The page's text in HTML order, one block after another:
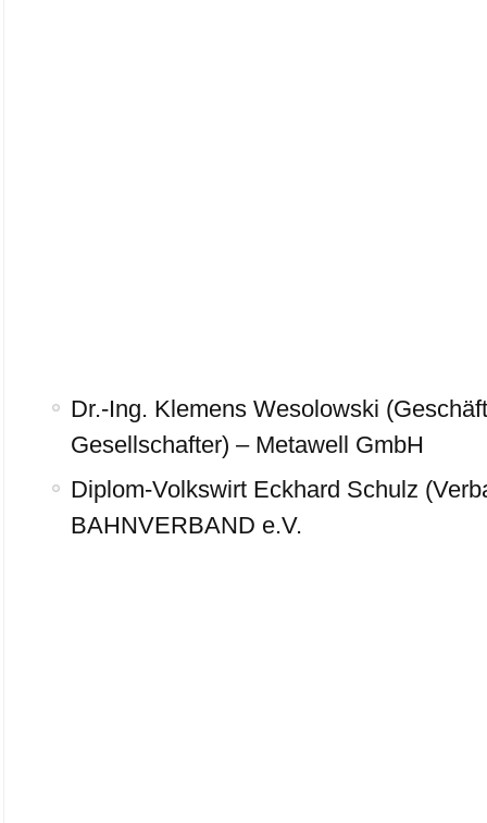
Dr.-Ing. Klemens Wesolowski
Gesellschafter) – Metawell GmbH
Diplom-Volkswirt Eckhard Schulz
BAHNVERBAND e.V.